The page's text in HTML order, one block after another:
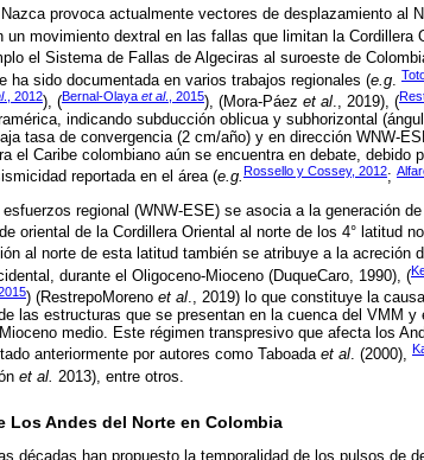
provoca actualmente vectores de desplazamiento al
un movimiento dextral en las fallas que limitan la Cordillera
el Sistema de Fallas de Algeciras al suroeste de
ha sido documentada en varios trabajos regionales (e.g
., 2012), (Bernal-Olaya et al., 2015), (Mora-Páez et al., 2019), (
indicando subducción oblicua y subhorizontal
tasa de convergencia (2 cm/año) y en dirección WNW-
el Caribe colombiano aún se encuentra en debate, debido
reportada en el área (e.g. Rossello y Cossey, 2012;
regional (WNW-ESE) se asocia a la generación
oriental de la Cordillera Oriental al norte de los 4° latitud
al norte de esta latitud también se atribuye a la acreción
durante el Oligoceno-Mioceno (DuqueCaro, 1990), (
) (RestrepoMoreno et al., 2019) lo que constituye la
las estructuras que se presentan en la cuenca del VMM
medio. Este régimen transpresivo que afecta los
anteriormente por autores como Taboada et al. (2000),
et al. 2013), entre otros.
Los Andes del Norte en Colombia
décadas han propuesto la temporalidad de los pulsos de